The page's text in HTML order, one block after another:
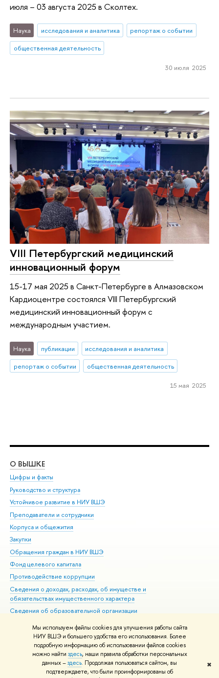
Мы используем файлы cookies для улучшения работы сайта
НИУ ВШЭ и большего удобства его использования. Более
подробную информацию об использовании файлов cookies
можно найти здесь, наши правила обработки персональных
данных –здесь. Продолжая пользоваться сайтом, вы
подтверждаете, что были проинформированы об
✖
июля – 03 августа 2025 в Сколтех.
Наука исследования и аналитика
репортаж о событии
общественная деятельность
30 июля 2025
VIII Петербургский медицинский
инновационный форум
15-17 мая 2025 в Санкт-Петербурге в Алмазовском
Кардиоцентре состоялся VIII Петербургский
медицинский инновационный форум c
международным участием.
Наука публикации
исследования и аналитика
репортаж о событии
общественная деятельность
15 мая 2025
О ВЫШКЕ
Цифры и факты
Руководство и структура
Устойчивое развитие в НИУ ВШЭ
Преподаватели и сотрудники
Корпуса и общежития
Закупки
Обращения граждан в НИУ ВШЭ
Фонд целевого капитала
Противодействие коррупции
Сведения о доходах, расходах, об имуществе и
обязательствах имущественного характера
Сведения об образовательной организации
Людям с ограниченными возможностями здоровья
Единая платежная страница
Работа в Вышке